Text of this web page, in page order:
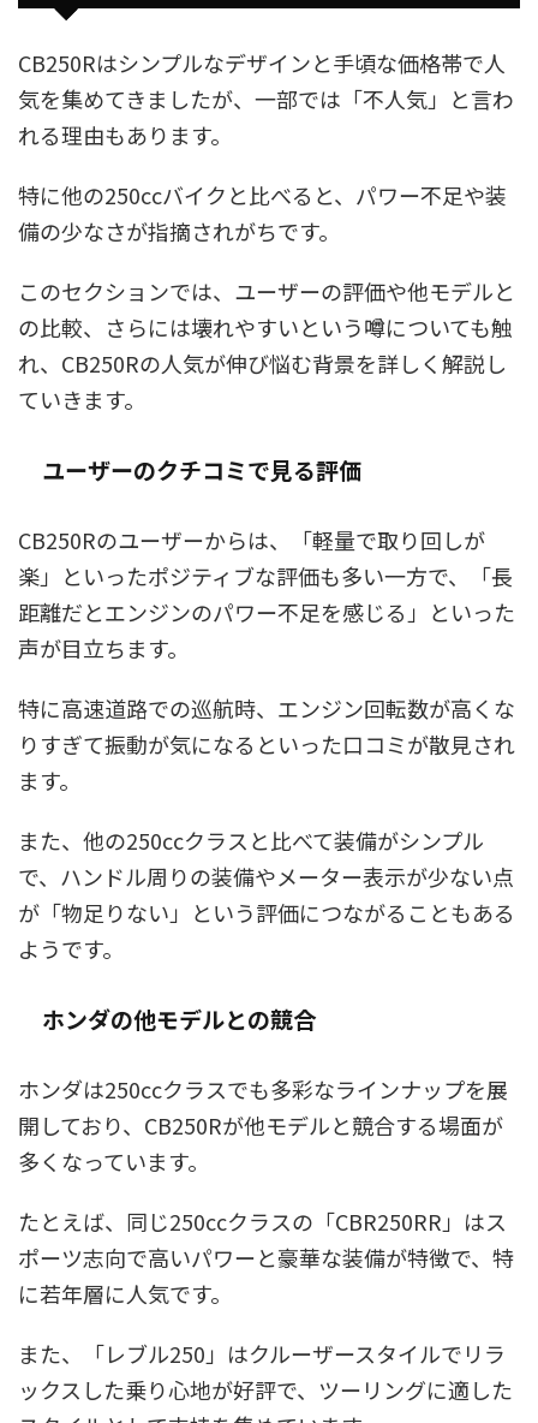
CB250Rはシンプルなデザインと手頃な価格帯で人
気を集めてきましたが、一部では「不人気」と言わ
れる理由もあります。
特に他の250ccバイクと比べると、パワー不足や装
備の少なさが指摘されがちです。
このセクションでは、ユーザーの評価や他モデルと
の比較、さらには壊れやすいという噂についても触
れ、CB250Rの人気が伸び悩む背景を詳しく解説し
ていきます。
ユーザーのクチコミで見る評価
CB250Rのユーザーからは、「軽量で取り回しが
楽」といったポジティブな評価も多い一方で、「長
距離だとエンジンのパワー不足を感じる」といった
声が目立ちます。
特に高速道路での巡航時、エンジン回転数が高くな
りすぎて振動が気になるといった口コミが散見され
ます。
また、他の250ccクラスと比べて装備がシンプル
で、ハンドル周りの装備やメーター表示が少ない点
が「物足りない」という評価につながることもある
ようです。
ホンダの他モデルとの競合
ホンダは250ccクラスでも多彩なラインナップを展
開しており、CB250Rが他モデルと競合する場面が
多くなっています。
たとえば、同じ250ccクラスの「CBR250RR」はス
ポーツ志向で高いパワーと豪華な装備が特徴で、特
に若年層に人気です。
また、「レブル250」はクルーザースタイルでリラ
ックスした乗り心地が好評で、ツーリングに適した